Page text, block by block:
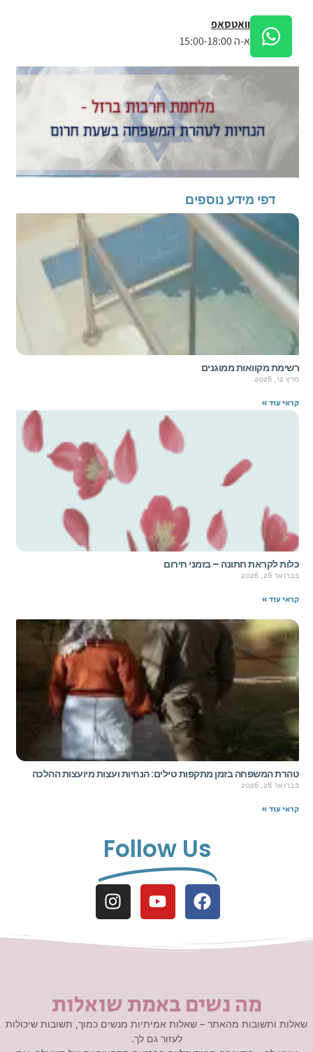
וואטסאפ
א-ה 15:00-18:00
דפי מידע נוספים
רשימת מקוואות ממוגנים
מרץ 12, 2026
קראי עוד »
כלות לקראת חתונה – בזמני חירום
פברואר 28, 2026
קראי עוד »
טהרת המשפחה בזמן מתקפות טילים: הנחיות ועצות מיועצות ההלכה
פברואר 28, 2026
קראי עוד »
Follow Us
מה נשים באמת שואלות
שאלות ותשובות מהאתר – שאלות אמיתיות מנשים כמוך, תשובות שיכולות
לעזור גם לך.